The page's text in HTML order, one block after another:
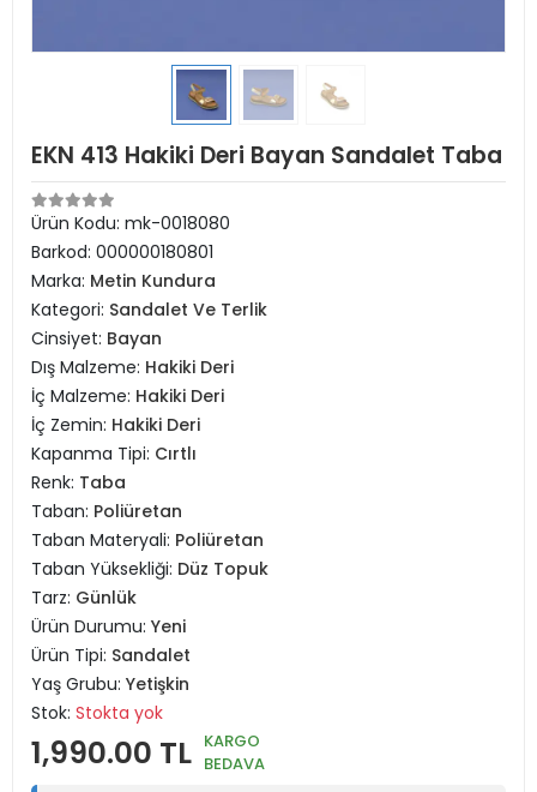
EKN 413 Hakiki Deri Bayan Sandalet Taba
Ürün Kodu: mk-0018080
Barkod: 000000180801
Marka: Metin Kundura
Kategori: Sandalet Ve Terlik
Cinsiyet: Bayan
Dış Malzeme: Hakiki Deri
İç Malzeme: Hakiki Deri
İç Zemin: Hakiki Deri
Kapanma Tipi: Cırtlı
Renk: Taba
Taban: Poliüretan
Taban Materyali: Poliüretan
Taban Yüksekliği: Düz Topuk
Tarz: Günlük
Ürün Durumu: Yeni
Ürün Tipi: Sandalet
Yaş Grubu: Yetişkin
Stok: Stokta yok
1,990.00 TL KARGO
BEDAVA